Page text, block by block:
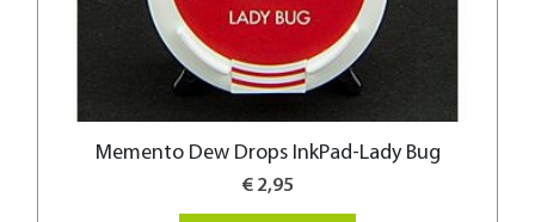
Memento Dew Drops InkPad-Lady Bug
€ 2,95